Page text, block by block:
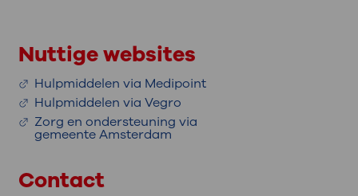
Nuttige websites
Hulpmiddelen via Medipoint
Hulpmiddelen via Vegro
Zorg en ondersteuning via
gemeente Amsterdam
Contact